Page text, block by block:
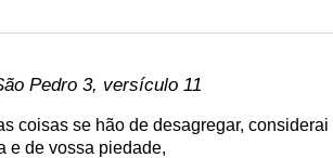
Pedro 3, versículo 11
coisas se hão de desagregar,
e de vossa piedade,